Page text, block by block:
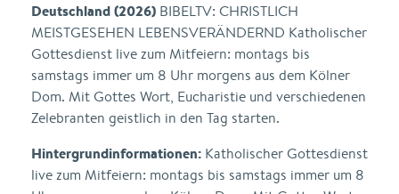
Deutschland (2026) BIBELTV: CHRISTLICH
MEISTGESEHEN LEBENSVERÄNDERND Katholischer
Gottesdienst live zum Mitfeiern: montags bis
samstags immer um 8 Uhr morgens aus dem Kölner
Dom. Mit Gottes Wort, Eucharistie und verschiedenen
Zelebranten geistlich in den Tag starten.
Hintergrundinformationen: Katholischer Gottesdienst
live zum Mitfeiern: montags bis samstags immer um 8